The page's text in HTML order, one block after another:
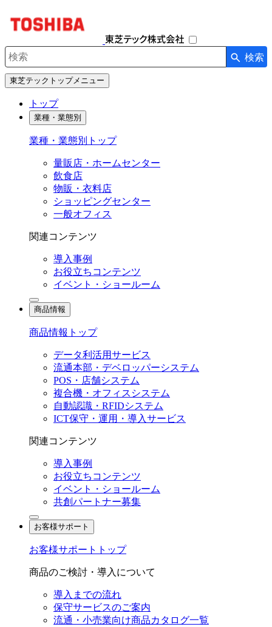
ー
検索キーワード入力 検索
東芝テックトップメニュー
トップ
業種・業態別
業種・業態別トップ
量販店・ホームセンター
飲食店
物販・衣料店
ショッピングセンター
一般オフィス
関連コンテンツ
導入事例
お役立ちコンテンツ
イベント・ショールーム
商品情報
商品情報トップ
データ利活用サービス
流通本部・デベロッパーシステム
POS・店舗システム
複合機・オフィスシステム
自動認識・RFIDシステム
ICT保守・運用・導入サービス
関連コンテンツ
導入事例
お役立ちコンテンツ
イベント・ショールーム
共創パートナー募集
お客様サポート
お客様サポートトップ
商品のご検討・導入について
導入までの流れ
保守サービスのご案内
流通・小売業向け商品カタログ一覧